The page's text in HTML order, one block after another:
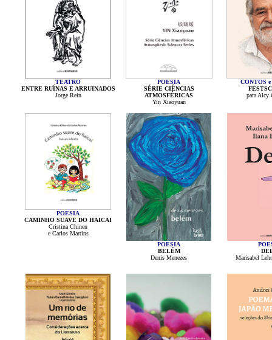
TEATRO
ENTRE RUÍNAS E ARRUINADOS
Jorge Rein
POESIA
SÉRIE CIÊNCIAS
ATMOSFÉRICAS
Yin Xiaoyuan
CONTOS
para Alcy
POESIA
CAMINHO SUAVE DO HAICAI
Cristina Chinen
e Carlos Martins
POESIA
BELÉM
Denis Menezes
Marisabel